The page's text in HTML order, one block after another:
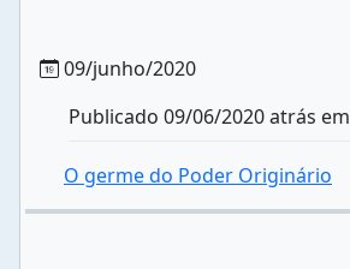
09/junho/2020
Publicado 09/06/2020 atrás em
O germe do Poder Originário